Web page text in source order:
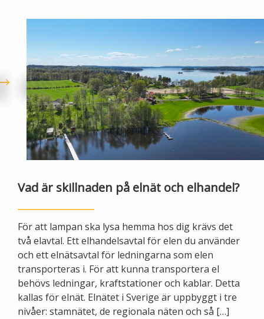
Bra att ha hemma vid ett strömavbrott
Kundservice
Öppettider
Ska du gräva?
Ska du bygga eller riva?
Faktura och betalning
Konsumenträttigheter
Mina Sidor
VA & Renhållning
Vanliga frågor
Om oss
Kontakta oss
Om Alingsås Energi
Miljö och arbetsmiljö
Produktion
Nyheter
Energiflödet
Vad är skillnaden på elnät och elhandel?
För att lampan ska lysa hemma hos dig krävs det
två elavtal. Ett elhandelsavtal för elen du använder
och ett elnätsavtal för ledningarna som elen
transporteras i. För att kunna transportera el
behövs ledningar, kraftstationer och kablar. Detta
kallas för elnät. Elnätet i Sverige är uppbyggt i tre
nivåer: stamnätet, de regionala näten och så […]